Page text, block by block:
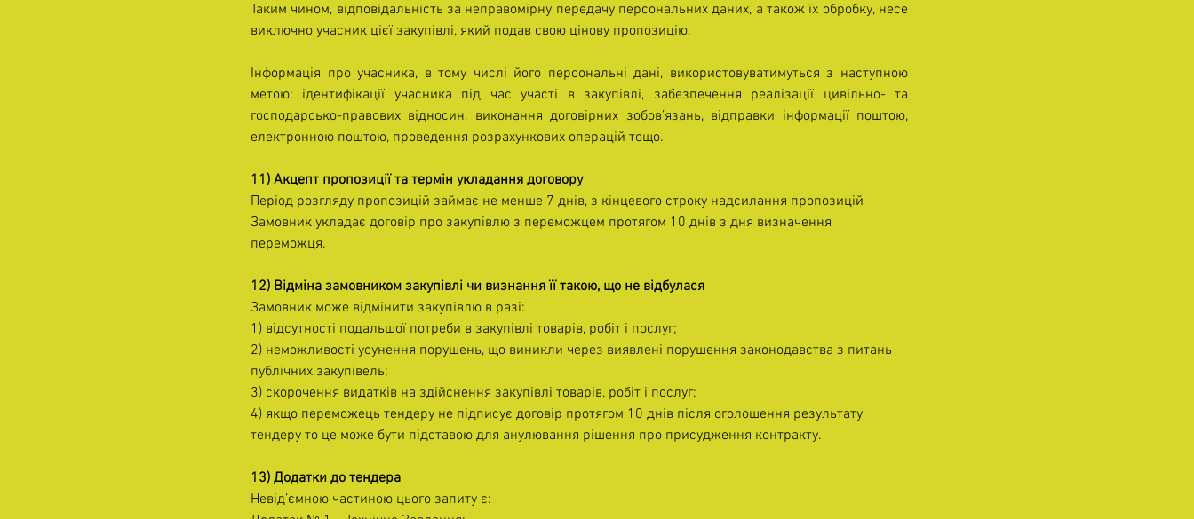
Таким чином, відповідальність за неправомірну передачу персональних даних, а також їх обробку, несе
виключно учасник цієї закупівлі, який подав свою цінову пропозицію.
Інформація про учасника, в тому числі його персональні дані, використовуватимуться з наступною
метою: ідентифікації учасника під час участі в закупівлі, забезпечення реалізації цивільно- та
господарсько-правових відносин, виконання договірних зобов’язань, відправки інформації поштою,
електронною поштою, проведення розрахункових операцій тощо.
11) Акцепт пропозиції та термін укладання договору
Період розгляду пропозицій займає не менше 7 днів, з кінцевого строку надсилання пропозицій
Замовник укладає договір про закупівлю з переможцем протягом 10 днів з дня визначення
переможця.
12) Відміна замовником закупівлі чи визнання її такою, що не відбулася
Замовник може відмінити закупівлю в разі:
1) відсутності подальшої потреби в закупівлі товарів, робіт і послуг;
2) неможливості усунення порушень, що виникли через виявлені порушення законодавства з питань
публічних закупівель;
3) скорочення видатків на здійснення закупівлі товарів, робіт і послуг;
4) якщо переможець тендеру не підписує договір протягом 10 днів після оголошення результату
тендеру то це може бути підставою для анулювання рішення про присудження контракту.
13) Додатки до тендера
Невід’ємною частиною цього запиту є: